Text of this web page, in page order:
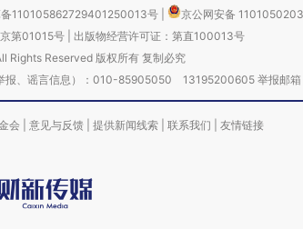
备110105862729401250013号
京公网安备
第01015号| 出版物经营许可证：第直100013号
Rights Reserved 版权所有 复制必究
报、谣言信息）：010-85905050 13195200605 举报邮
会 意见与反馈 提供新闻线索 联系我们 友情链接